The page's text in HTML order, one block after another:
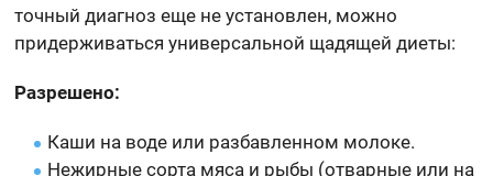
точный диагноз еще не установлен, можно
придерживаться универсальной щадящей диеты:
Разрешено:
Каши на воде или разбавленном молоке.
Нежирные сорта мяса и рыбы (отварные или на